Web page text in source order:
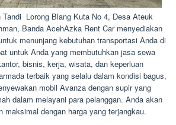
Lorong Blang Kuta No 4, Desa Ateuk
Banda AcehAzka Rent Car menyediakan
menunjang kebutuhan transportasi Anda di
untuk Anda yang membutuhkan jasa sewa
bisnis, kerja, wisata, dan keperluan
terbaik yang selalu dalam kondisi bagus,
mobil Avanza dengan supir yang
dalam melayani para pelanggan. Anda akan
maksimal dengan harga yang terjangkau.